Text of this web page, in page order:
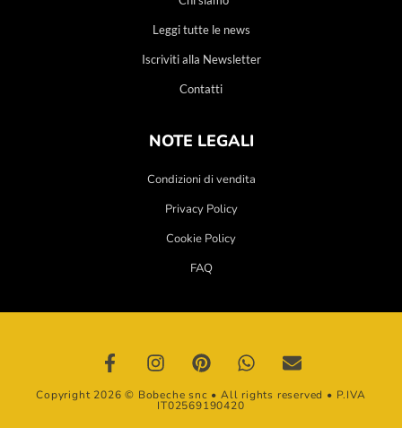
Leggi tutte le news
Iscriviti alla Newsletter
Contatti
NOTE LEGALI
Condizioni di vendita
Privacy Policy
Cookie Policy
FAQ
Copyright 2026 © Bobeche snc • All rights reserved • P.IVA
IT02569190420